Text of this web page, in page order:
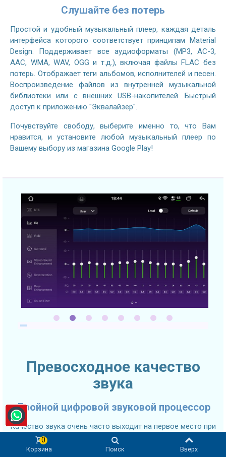
Слушайте без потерь
Простой и удобный музыкальный плеер, каждая деталь
интерфейса которого соответствует принципам Material
Design. Поддерживает все аудиоформаты (MP3, AC-3,
AAC, WMA, WAV, OGG и т.д.), включая файлы FLAC без
потерь. Отображает теги альбомов, исполнителей и песен.
Воспроизведение файлов из внутренней музыкальной
библиотеки или с внешних USB-накопителей. Быстрый
доступ к приложению "Эквалайзер".
Почувствуйте свободу, выберите именно то, что Вам
нравится, и установите любой музыкальный плеер по
Вашему выбору из магазина Google Play!
Превосходное качество
звука
Двойной цифровой звуковой процессор
Качество звука очень часто выходит на первое место при
выборе автомобильного головного устройства. SMARTY
Trend 2K Ultra-Premium головное устройство оснащено
Корзина
0
Поиск Вверх